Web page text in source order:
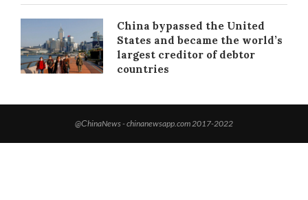
China bypassed the United
States and became the world’s
largest creditor of debtor
countries
@СhinaNews - chinanewsapp.com 2017-2022